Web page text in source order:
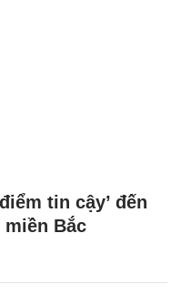
tin cậy’ đến
Bắc